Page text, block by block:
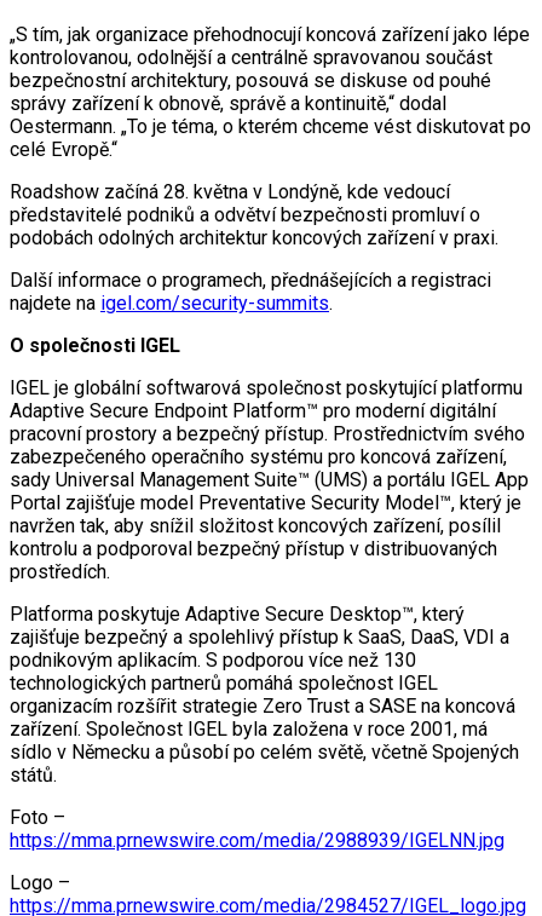
„S tím, jak organizace přehodnocují koncová zařízení jako lépe
kontrolovanou, odolnější a centrálně spravovanou součást
bezpečnostní architektury, posouvá se diskuse od pouhé
správy zařízení k obnově, správě a kontinuitě,“ dodal
Oestermann. „To je téma, o kterém chceme vést diskutovat po
celé Evropě.“
Roadshow začíná 28. května v Londýně, kde vedoucí
představitelé podniků a odvětví bezpečnosti promluví o
podobách odolných architektur koncových zařízení v praxi.
Další informace o programech, přednášejících a registraci
najdete na igel.com/security-summits.
O společnosti IGEL
IGEL je globální softwarová společnost poskytující platformu
Adaptive Secure Endpoint Platform™ pro moderní digitální
pracovní prostory a bezpečný přístup. Prostřednictvím svého
zabezpečeného operačního systému pro koncová zařízení,
sady Universal Management Suite™ (UMS) a portálu IGEL App
Portal zajišťuje model Preventative Security Model™, který je
navržen tak, aby snížil složitost koncových zařízení, posílil
kontrolu a podporoval bezpečný přístup v distribuovaných
prostředích.
Platforma poskytuje Adaptive Secure Desktop™, který
zajišťuje bezpečný a spolehlivý přístup k SaaS, DaaS, VDI a
podnikovým aplikacím. S podporou více než 130
technologických partnerů pomáhá společnost IGEL
organizacím rozšířit strategie Zero Trust a SASE na koncová
zařízení. Společnost IGEL byla založena v roce 2001, má
sídlo v Německu a působí po celém světě, včetně Spojených
států.
Foto –
https://mma.prnewswire.com/media/2988939/IGELNN.jpg
Logo –
https://mma.prnewswire.com/media/2984527/IGEL_logo.jpg